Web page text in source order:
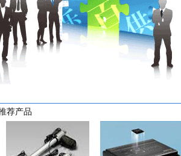
荐产品